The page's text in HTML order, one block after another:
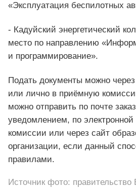
«Эксплуатация беспилотных
- Кадуйский энергетический
место по направлению
и программирование».
Подать документы можно через
или лично в приёмную
можно отправить по почте
уведомлением, по
комиссии или через сайт
организации, если данный
правилами.
Источник фото: правительство